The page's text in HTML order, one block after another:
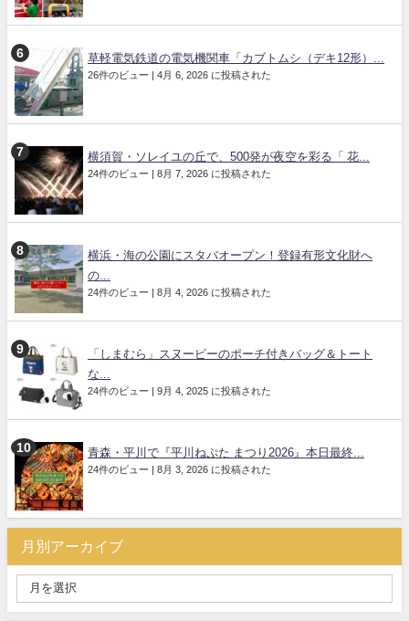
草軽電気鉄道の電気機関車「カブトムシ（デキ12形）...
26件のビュー | 4月 6, 2026 に投稿された
横須賀・ソレイユの丘で、500発が夜空を彩る「 花...
24件のビュー | 8月 7, 2026 に投稿された
横浜・海の公園にスタバオープン！登録有形文化財へ
の...
24件のビュー | 8月 4, 2026 に投稿された
「しまむら」スヌーピーのポーチ付きバッグ＆トート
な...
24件のビュー | 9月 4, 2025 に投稿された
青森・平川で『平川ねぷた まつり2026』本日最終...
24件のビュー | 8月 3, 2026 に投稿された
月別アーカイブ